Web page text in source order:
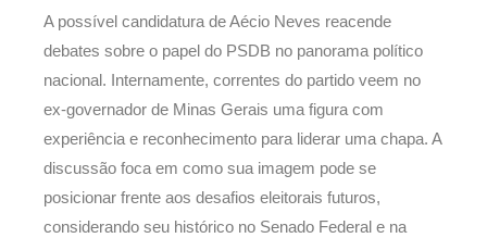
A possível candidatura de Aécio Neves reacende
debates sobre o papel do PSDB no panorama político
nacional. Internamente, correntes do partido veem no
ex-governador de Minas Gerais uma figura com
experiência e reconhecimento para liderar uma chapa. A
discussão foca em como sua imagem pode se
posicionar frente aos desafios eleitorais futuros,
considerando seu histórico no Senado Federal e na